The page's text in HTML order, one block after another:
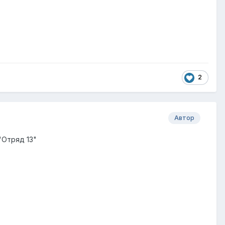
2
Автор
13"